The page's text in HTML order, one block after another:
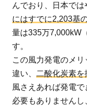
2.2
浮体
式洋
力発
電
3
風力
んでおり、日本では
にはすでに2,203基
量は335万7,000kW
す。
この風力発電のメ
違い、
二酸化炭素
風さえあれば発電
必要もありません